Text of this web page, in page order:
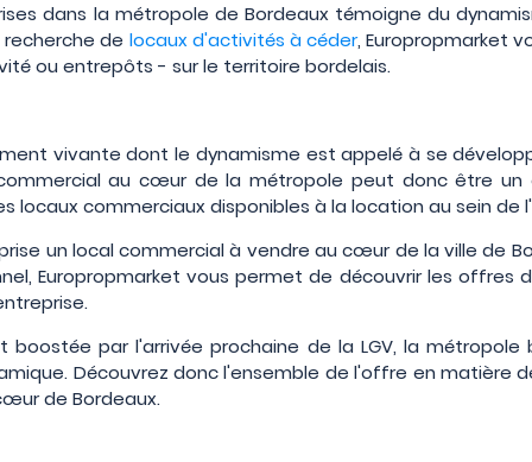
dans la métropole de Bordeaux témoigne du
de locaux d'activités à céder, Europropmarket
ou entrepôts - sur le territoire bordelais.
vivante dont le dynamisme est appelé à se
au cœur de la métropole peut donc être
locaux commerciaux disponibles à la location au sein de
un local commercial à vendre au cœur de la ville de
Europropmarket vous permet de découvrir les offres
par l'arrivée prochaine de la LGV, la
Découvrez donc l'ensemble de l'offre en matière
de Bordeaux.